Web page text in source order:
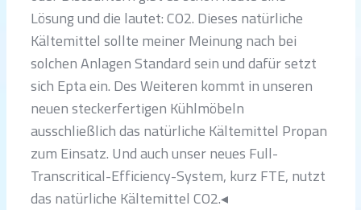
Lösung und die lautet: CO2. Dieses natürliche
Kältemittel sollte meiner Meinung nach bei
solchen Anlagen Standard sein und dafür setzt
sich Epta ein. Des Weiteren kommt in unseren
neuen steckerfertigen Kühlmöbeln
ausschließlich das natürliche Kältemittel Propan
zum Einsatz. Und auch unser neues Full-
Transcritical-Efficiency-System, kurz FTE, nutzt
das natürliche Kältemittel CO2.◂